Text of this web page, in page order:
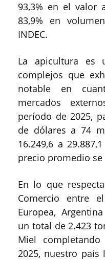
93,3% en el valor
83,9% en
INDEC.
La apicultura es
complejos que
notable en
mercados
período de 2025,
de dólares a 74
16.249,6 a
precio promedio se
En lo que
Comercio entre
Europea,
un total de 2.423
Miel
2025, nuestro